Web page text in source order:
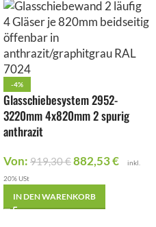
-4%
Glasschiebesystem 2952-
3220mm 4x820mm 2 spurig
anthrazit
Von: 919,30€882,53€ inkl.
20% USt
IN DEN WARENKORB